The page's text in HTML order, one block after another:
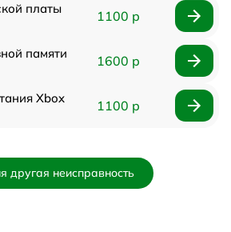
платы
1100 р
памяти
1600 р
Xbox
1100 р
другая неисправность